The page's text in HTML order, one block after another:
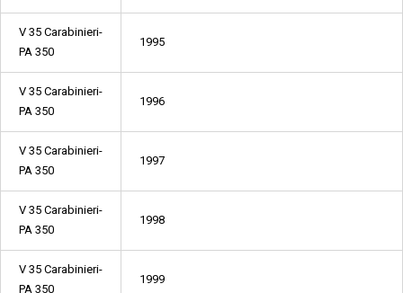
V 35 Carabinieri-
PA 350
1995
V 35 Carabinieri-
PA 350
1996
V 35 Carabinieri-
PA 350
1997
V 35 Carabinieri-
PA 350
1998
V 35 Carabinieri-
PA 350
1999